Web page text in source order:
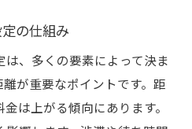
の仕組み
、多くの要素によって決ま
が重要なポイントです。距
は上がる傾向にあります。